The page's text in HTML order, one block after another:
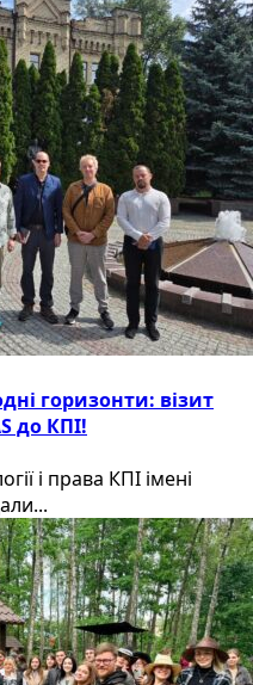
горизонти: візит
до КПІ!
і права КПІ імені